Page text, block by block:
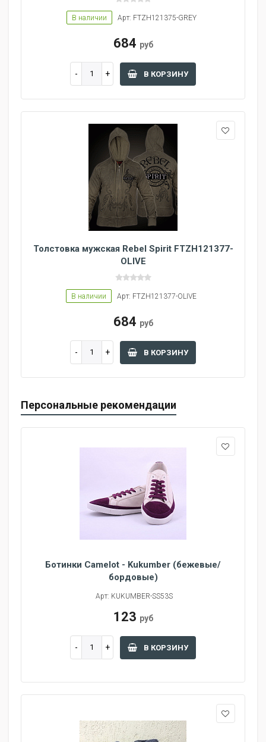
В наличии Арт: FTZH121375-GREY
684 руб
В КОРЗИНУ
Толстовка мужская Rebel Spirit FTZH121377-
OLIVE
В наличии Арт: FTZH121377-OLIVE
684 руб
В КОРЗИНУ
Персональные рекомендации
Ботинки Camelot - Kukumber (бежевые/
бордовые)
Арт: KUKUMBER-SS53S
123 руб
В КОРЗИНУ